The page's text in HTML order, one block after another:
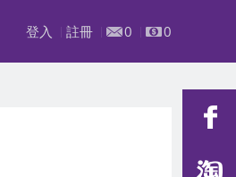
登入 註冊 0 0